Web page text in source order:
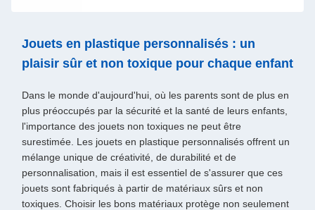
Jouets en plastique personnalisés : un
plaisir sûr et non toxique pour chaque enfant
Dans le monde d'aujourd'hui, où les parents sont de plus en
plus préoccupés par la sécurité et la santé de leurs enfants,
l'importance des jouets non toxiques ne peut être
surestimée. Les jouets en plastique personnalisés offrent un
mélange unique de créativité, de durabilité et de
personnalisation, mais il est essentiel de s'assurer que ces
jouets sont fabriqués à partir de matériaux sûrs et non
toxiques. Choisir les bons matériaux protège non seulement